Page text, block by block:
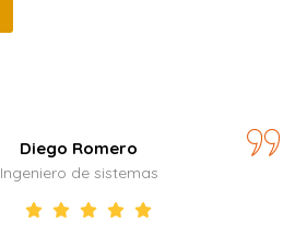
Diego Romero
Ingeniero de sistemas